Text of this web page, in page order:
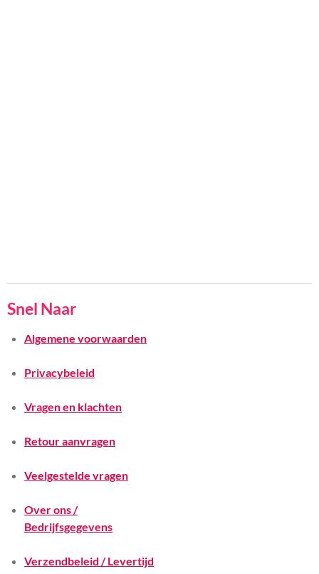
Snel Naar
Algemene voorwaarden
Privacybeleid
Vragen en klachten
Retour aanvragen
Veelgestelde vragen
Over ons /
Bedrijfsgegevens
Verzendbeleid / Levertijd